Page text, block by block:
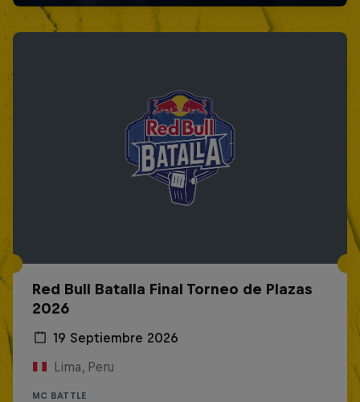
Red Bull Batalla Final Torneo de Plazas
2026
19 Septiembre 2026
Lima, Peru
MC BATTLE